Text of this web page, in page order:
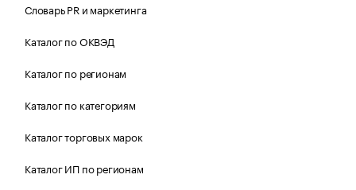
Словарь PR и маркетинга
Каталог по ОКВЭД
Каталог по регионам
Каталог по категориям
Каталог торговых марок
Каталог ИП по регионам